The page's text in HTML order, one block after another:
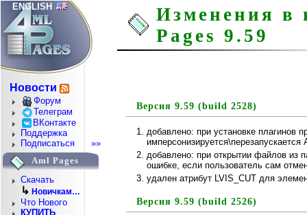
ENGLISH
Новости
Форум
Телеграм
ВКонтакте
Поддержка
Подписаться
»»
Aml Pages
Скачать
↳ Новичкам…
Что Нового
КУПИТЬ
Изменения в
Pages 9.59
Версия 9.59 (build 2528)
добавлено: при установке плагинов
добавлено: при открытии файлов из
ошибке, если пользователь сам
удален атрибут LVIS_CUT для
Версия 9.59 (build 2526)